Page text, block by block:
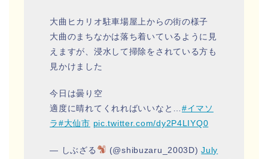
大曲ヒカリオ駐車場屋上からの街の様子
大曲のまちなかは落ち着いているように見
えますが、浸水して掃除をされている方も
見かけました
今日は曇り空
適度に晴れてくれればいいなと… #イマソ
ラ#大仙市 pic.twitter.com/dy2P4LIYQ0
— しぶざる (@shibuzaru_2003D)July